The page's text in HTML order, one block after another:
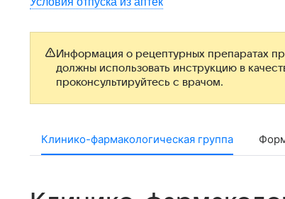
Информация о рецептурных препаратах
должны использовать инструкцию в
проконсультируйтесь с врачом.
Клинико-фармакологическая группа